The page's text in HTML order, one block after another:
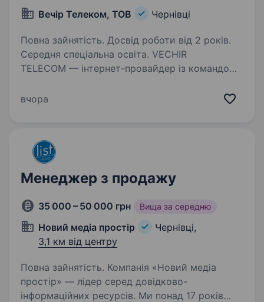
Вечір Телеком, ТОВ
Чернівці
Повна зайнятість. Досвід роботи від 2 років.
Середня спеціальна освіта. VECHIR
TELECOM — інтернет-провайдер із командою
якісний інтернет, телебачення у Києві,
вчора
Менеджер з продажу
35 000 – 50 000 грн Вища за середню
Новий медіа простір
Чернівці,
3,1 км від центру
Повна зайнятість. Компанія «Новий медіа
простір» — лідер серед довідково-
інформаційних ресурсів. Ми понад 17 років